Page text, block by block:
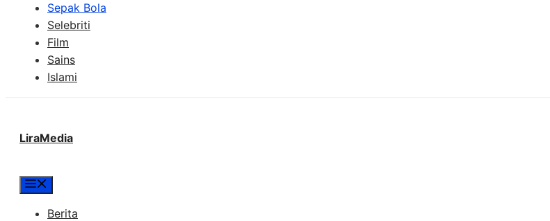
Sepak Bola
Selebriti
Film
Sains
Islami
LiraMedia
Berita